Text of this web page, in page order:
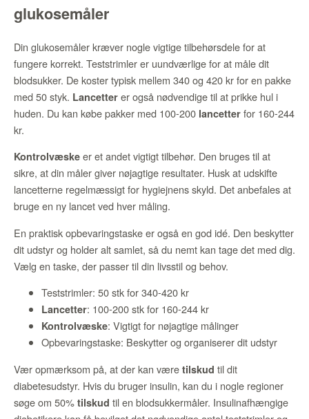
glukosemåler
Din glukosemåler kræver nogle vigtige tilbehørsdele for at
fungere korrekt. Teststrimler er uundværlige for at måle dit
blodsukker. De koster typisk mellem 340 og 420 kr for en pakke
med 50 styk. Lancetter er også nødvendige til at prikke hul i
huden. Du kan købe pakker med 100-200 lancetter for 160-244
kr.
Kontrolvæske er et andet vigtigt tilbehør. Den bruges til at
sikre, at din måler giver nøjagtige resultater. Husk at udskifte
lancetterne regelmæssigt for hygiejnens skyld. Det anbefales at
bruge en ny lancet ved hver måling.
En praktisk opbevaringstaske er også en god idé. Den beskytter
dit udstyr og holder alt samlet, så du nemt kan tage det med dig.
Vælg en taske, der passer til din livsstil og behov.
Teststrimler: 50 stk for 340-420 kr
Lancetter: 100-200 stk for 160-244 kr
Kontrolvæske: Vigtigt for nøjagtige målinger
Opbevaringstaske: Beskytter og organiserer dit udstyr
Vær opmærksom på, at der kan være tilskud til dit
diabetesudstyr. Hvis du bruger insulin, kan du i nogle regioner
søge om 50% tilskud til en blodsukkermåler. Insulinafhængige